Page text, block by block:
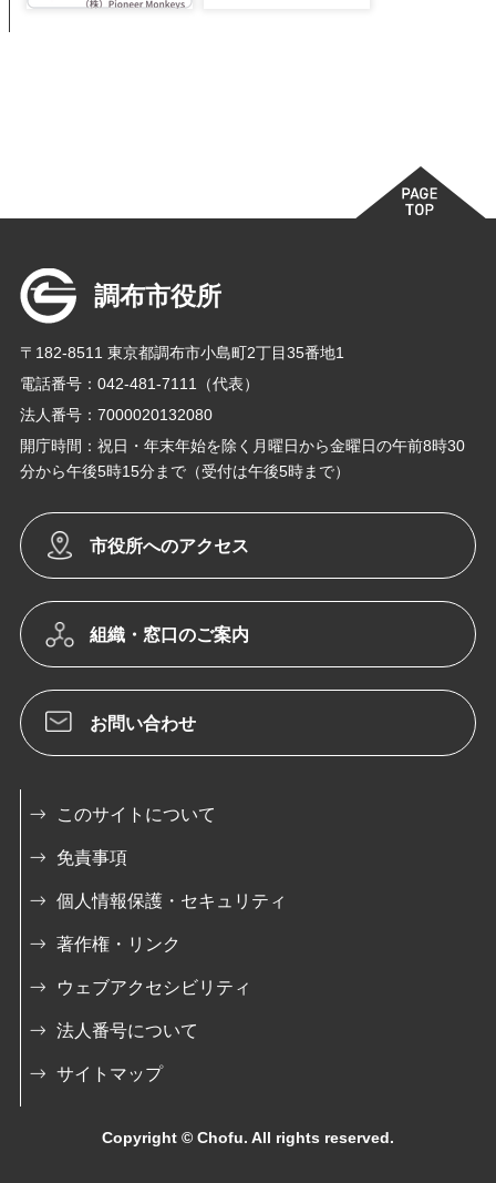
調布市役所
〒182-8511 東京都調布市小島町2丁目35番地1
電話番号：042-481-7111（代表）
法人番号：7000020132080
開庁時間：祝日・年末年始を除く月曜日から金曜日の午前8時30
分から午後5時15分まで（受付は午後5時まで）
市役所へのアクセス
組織・窓口のご案内
お問い合わせ
このサイトについて
免責事項
個人情報保護・セキュリティ
著作権・リンク
ウェブアクセシビリティ
法人番号について
サイトマップ
Copyright © Chofu. All rights reserved.